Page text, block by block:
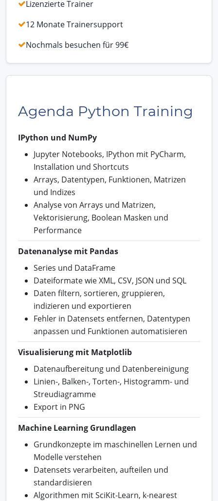
Lizenzierte Trainer
12 Monate Trainersupport
Nochmals besuchen für 99€
Agenda Python Training
IPython und NumPy
Jupyter Notebooks, IPython mit PyCharm,
Installation und Shortcuts
Arrays, Datentypen, Funktionen, Matrizen
und Indizes
Analyse von Arrays und Matrizen,
Vektorisierung, Boolean Masken und
Performance
Datenanalyse mit Pandas
Series und DataFrame
Dateiformate wie XML, CSV, JSON und SQL
Daten filtern, sortieren, gruppieren,
indizieren und exportieren
Fehler in Datensets entfernen, Datentypen
anpassen und Funktionen automatisieren
Visualisierung mit Matplotlib
Datenaufbereitung und Datenbereinigung
Linien-, Balken-, Torten-, Histogramm- und
Streudiagramme
Export in PNG
Machine Learning Grundlagen
Grundkonzepte im maschinellen Lernen und
Modelle verstehen
Datensets verarbeiten, aufteilen und
standardisieren
Algorithmen mit SciKit-Learn, k-nearest